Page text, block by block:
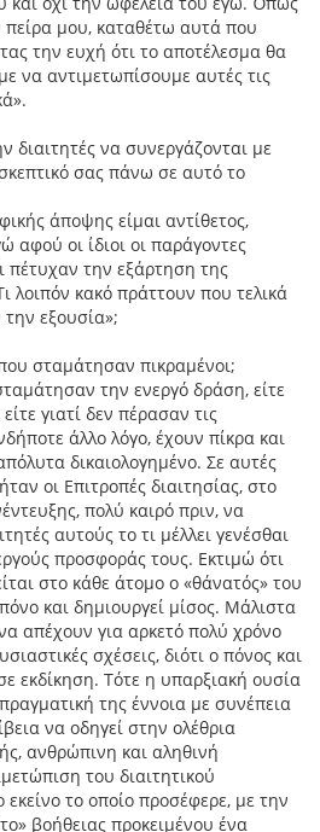
πείρα μου, καταθέτω αυτά που
την ευχή ότι το αποτέλεσμα θα
να αντιμετωπίσουμε αυτές τις
να συνεργάζονται με
σας πάνω σε αυτό το
άποψης είμαι αντίθετος,
αφού οι ίδιοι οι παράγοντες
πέτυχαν την εξάρτηση της
λοιπόν κακό πράττουν που τελικά
εξουσία»;
σταμάτησαν πικραμένοι;
την ενεργό δράση, είτε
γιατί δεν πέρασαν τις
άλλο λόγο, έχουν πίκρα και
δικαιολογημένο. Σε αυτές
οι Επιτροπές διαιτησίας, στο
πολύ καιρό πριν, να
αυτούς το τι μέλλει γενέσθαι
προσφοράς τους. Εκτιμώ ότι
στο κάθε άτομο ο «θάνατός» του
και δημιουργεί μίσος. Μάλιστα
απέχουν για αρκετό πολύ χρόνο
σχέσεις, διότι ο πόνος και
εκδίκηση. Τότε η υπαρξιακή ουσία
της έννοια με συνέπεια
να οδηγεί στην ολέθρια
ανθρώπινη και αληθινή
του διαιτητικού
το οποίο προσέφερε, με την
βοήθειας προκειμένου ένα